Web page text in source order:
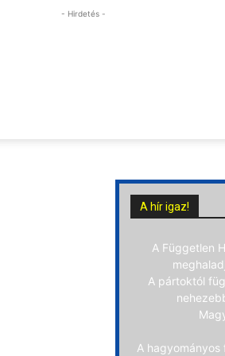
- Hirdetés -
A hír igaz!
A Független
A pártoktól
A hagyományos